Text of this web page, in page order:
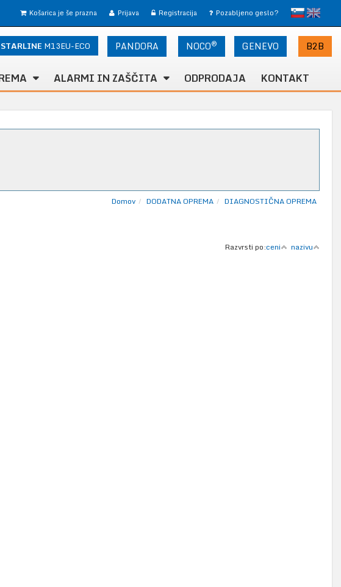
slovensko
English
Prijava Registracija Pozabljeno geslo?
Košarica je še prazna
PANDORA NOCO® GENEVO B2B
STARLINE M13EU-ECO
ALARMI IN ZAŠČITA ODPRODAJA KONTAKT
Domov DODATNA OPREMA DIAGNOSTIČNA OPREMA
Razvrsti po:ceni nazivu